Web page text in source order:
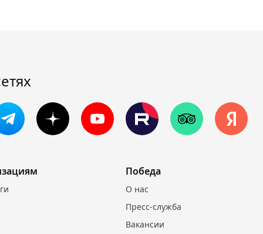
Победа
О нас
Пресс-служба
Вакансии